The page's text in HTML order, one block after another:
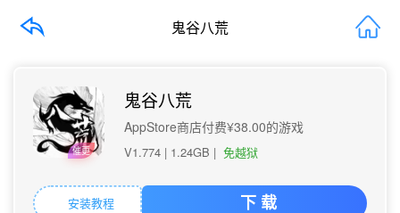
鬼谷八荒
催更
鬼谷八荒
AppStore商店付费¥38.00的游戏
V1.774 | 1.24GB | 免越狱
安装教程 下 载